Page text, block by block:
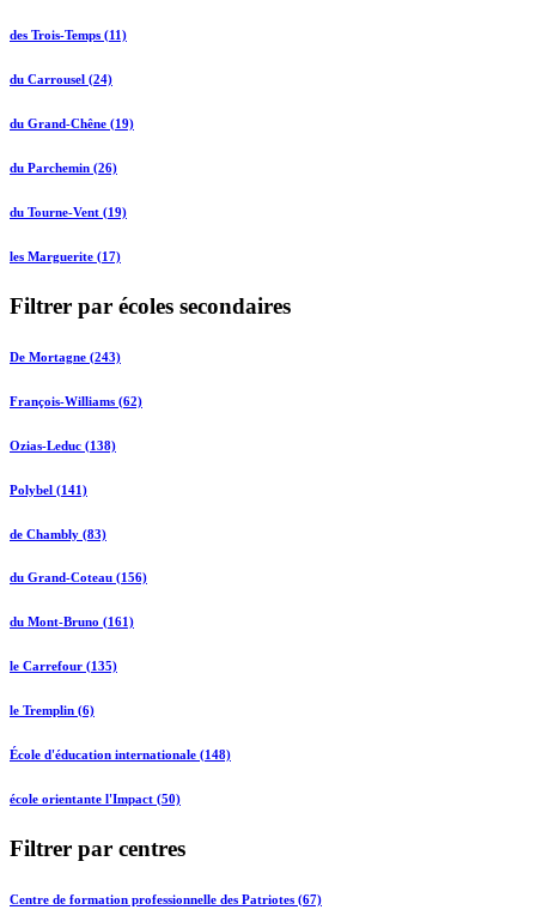
des Trois-Temps (11)
du Carrousel (24)
du Grand-Chêne (19)
du Parchemin (26)
du Tourne-Vent (19)
les Marguerite (17)
Filtrer par écoles secondaires
De Mortagne (243)
François-Williams (62)
Ozias-Leduc (138)
Polybel (141)
de Chambly (83)
du Grand-Coteau (156)
du Mont-Bruno (161)
le Carrefour (135)
le Tremplin (6)
École d'éducation internationale (148)
école orientante l'Impact (50)
Filtrer par centres
Centre de formation professionnelle des Patriotes (67)